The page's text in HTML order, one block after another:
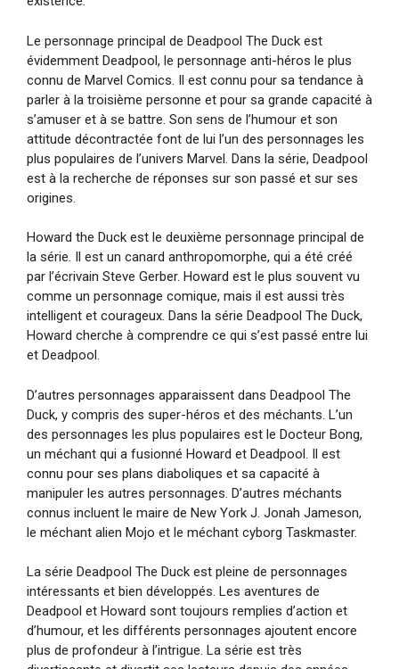
Le personnage principal de Deadpool The Duck est
évidemment Deadpool, le personnage anti-héros le plus
connu de Marvel Comics. Il est connu pour sa tendance à
parler à la troisième personne et pour sa grande capacité à
s’amuser et à se battre. Son sens de l’humour et son
attitude décontractée font de lui l’un des personnages les
plus populaires de l’univers Marvel. Dans la série, Deadpool
est à la recherche de réponses sur son passé et sur ses
origines.
Howard the Duck est le deuxième personnage principal de
la série. Il est un canard anthropomorphe, qui a été créé
par l’écrivain Steve Gerber. Howard est le plus souvent vu
comme un personnage comique, mais il est aussi très
intelligent et courageux. Dans la série Deadpool The Duck,
Howard cherche à comprendre ce qui s’est passé entre lui
et Deadpool.
D’autres personnages apparaissent dans Deadpool The
Duck, y compris des super-héros et des méchants. L’un
des personnages les plus populaires est le Docteur Bong,
un méchant qui a fusionné Howard et Deadpool. Il est
connu pour ses plans diaboliques et sa capacité à
manipuler les autres personnages. D’autres méchants
connus incluent le maire de New York J. Jonah Jameson,
le méchant alien Mojo et le méchant cyborg Taskmaster.
La série Deadpool The Duck est pleine de personnages
intéressants et bien développés. Les aventures de
Deadpool et Howard sont toujours remplies d’action et
d’humour, et les différents personnages ajoutent encore
plus de profondeur à l’intrigue. La série est très